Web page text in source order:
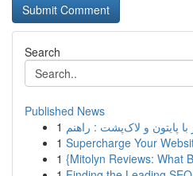
Search
Published News
1
1 Supercharge Your
1 {Mitolyn Reviews: What